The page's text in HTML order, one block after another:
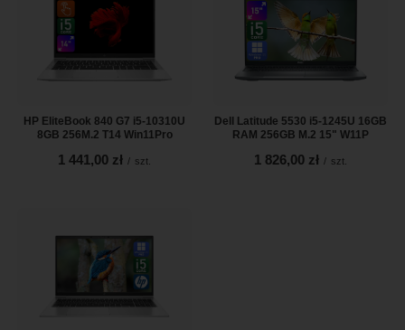
HP EliteBook 840 G7 i5-10310U
8GB 256M.2 T14 Win11Pro
1 441,00 zł / szt.
Dell Latitude 5530 i5-1245U 16GB
RAM 256GB M.2 15" W11P
1 826,00 zł / szt.